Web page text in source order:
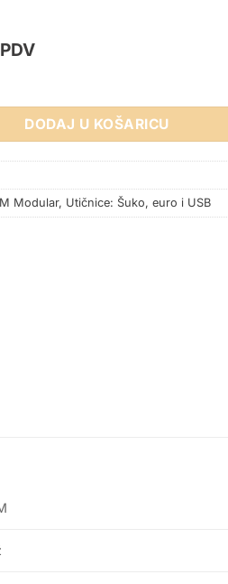
C+USB A 5V 3.0A BEŽ SJAJNA
DODAJ U KOŠARICU
Modular, Utičnice: Šuko, euro i USB